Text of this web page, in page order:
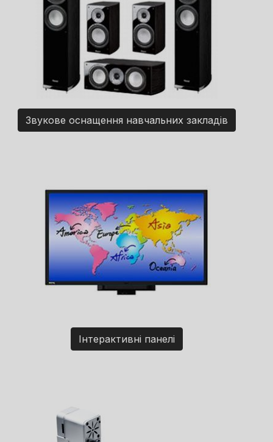
Звукове оснащення навчальних закладів
Інтерактивні панелі